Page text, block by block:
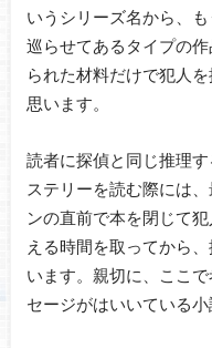
いうシリーズ名から、
巡らせてあるタイプの
られた材料だけで犯人
思います。
読者に探偵と同じ推理
ステリーを読む際には
ンの直前で本を閉じて
える時間を取ってから
います。親切に、ここ
セージがはいいている小